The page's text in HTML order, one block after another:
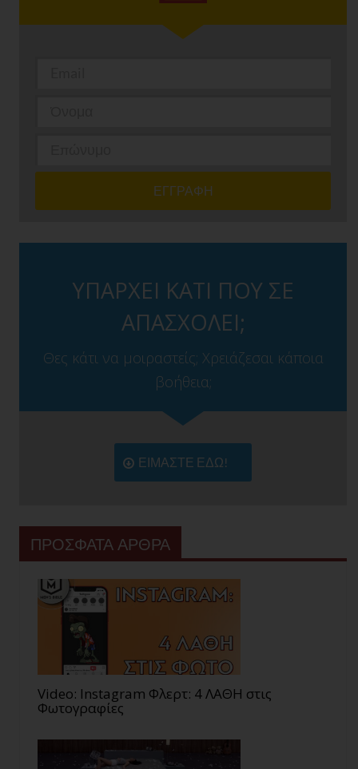
ΥΠΑΡΧΕΙ ΚΑΤΙ ΠΟΥ ΣΕ
ΑΠΑΣΧΟΛΕΙ;
Θες κάτι να μοιραστείς; Χρειάζεσαι κάποια
βοήθεια;
ΕΙΜΑΣΤΕ ΕΔΩ!
ΠΡΟΣΦΑΤΑ ΑΡΘΡΑ
Video: Instagram Φλερτ: 4 ΛΑΘΗ στις
Φωτογραφίες